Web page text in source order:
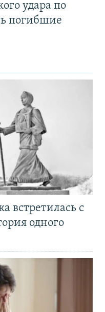
удара по
погибшие
встретилась с
одного